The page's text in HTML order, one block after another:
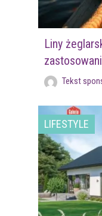
Liny
Tekst
LIFESTYLE